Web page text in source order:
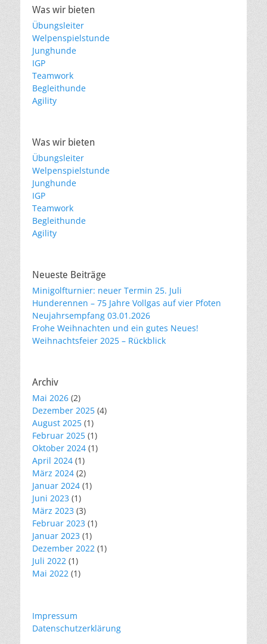
Was wir bieten
Übungsleiter
Welpenspielstunde
Junghunde
IGP
Teamwork
Begleithunde
Agility
Was wir bieten
Übungsleiter
Welpenspielstunde
Junghunde
IGP
Teamwork
Begleithunde
Agility
Neueste Beiträge
Minigolfturnier: neuer Termin 25. Juli
Hunderennen – 75 Jahre Vollgas auf vier Pfoten
Neujahrsempfang 03.01.2026
Frohe Weihnachten und ein gutes Neues!
Weihnachtsfeier 2025 – Rückblick
Archiv
Mai 2026 (2)
Dezember 2025 (4)
August 2025 (1)
Februar 2025 (1)
Oktober 2024 (1)
April 2024 (1)
März 2024 (2)
Januar 2024 (1)
Juni 2023 (1)
März 2023 (3)
Februar 2023 (1)
Januar 2023 (1)
Dezember 2022 (1)
Juli 2022 (1)
Mai 2022 (1)
Impressum
Datenschutzerklärung